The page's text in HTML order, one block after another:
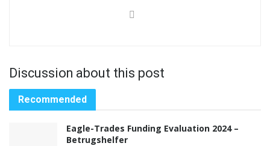
Discussion about this post
Recommended
Eagle-Trades Funding Evaluation 2024 –
Betrugshelfer